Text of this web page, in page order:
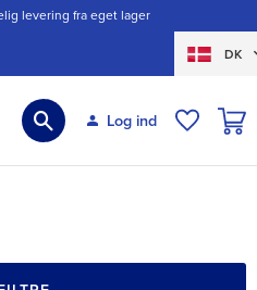
levering fra eget lager
DK
Log ind